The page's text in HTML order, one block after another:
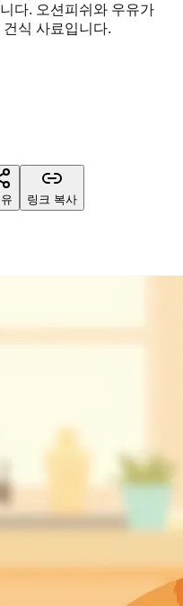
다. 오션피쉬와 우유가
식 사료입니다.
링크 복사